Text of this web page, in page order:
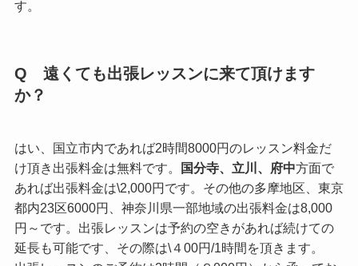
す。
Q 遠くても出張レッスンに来て頂けます
か？
はい、国立市内であれば2時間8000円のレッスン料金だ
け頂き出張料金は無料です。
国分寺、立川、府中方面で
あれば出張料金は\2,000円です。その他の多摩地区、東京
都内23区6000円、神奈川県一部地域の出張料金は8,000
円～です。出張レッスンは予約の空きがあれば続けての
延長も可能です、その際は\４00円/1時間を頂きます。